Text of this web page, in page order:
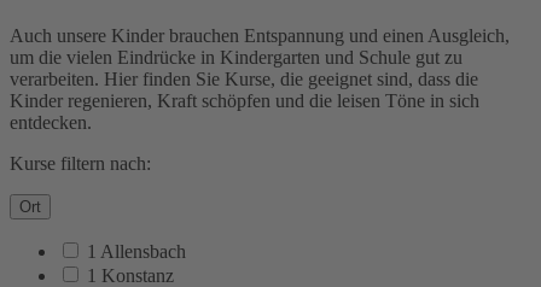
Auch unsere Kinder brauchen Entspannung und einen Ausgleich,
um die vielen Eindrücke in Kindergarten und Schule gut zu
verarbeiten. Hier finden Sie Kurse, die geeignet sind, dass die
Kinder regenieren, Kraft schöpfen und die leisen Töne in sich
entdecken.
Kurse filtern nach:
Ort
1 Allensbach
1 Konstanz